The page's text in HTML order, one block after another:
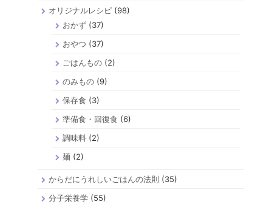
オリジナルレシピ (98)
おかず(37)
おやつ (37)
ごはんもの(2)
のみもの(9)
保存食 (3)
準備食・回復食 (6)
調味料(2)
麺 (2)
からだにうれしいごはんの法則 (35)
分子栄養学 (55)